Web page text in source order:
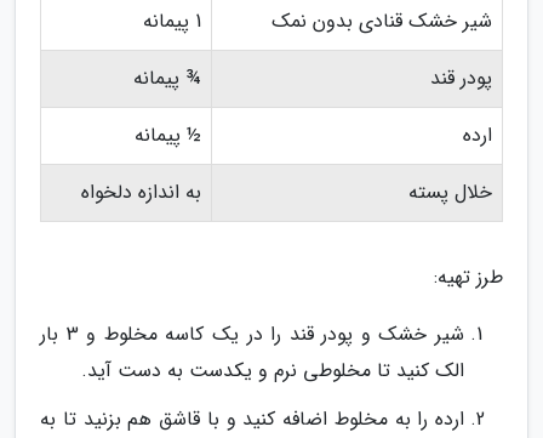
شیر خشک قنادی بدون نمک
1 پیمانه
پودر قند
¾ پیمانه
ارده
½ پیمانه
خلال پسته
به اندازه دلخواه
طرز تهیه:
شیر خشک و پودر قند را در یک کاسه مخلوط و 3 بار
الک کنید تا مخلوطی نرم و یکدست به دست آید.
ارده را به مخلوط اضافه کنید و با قاشق هم بزنید تا به